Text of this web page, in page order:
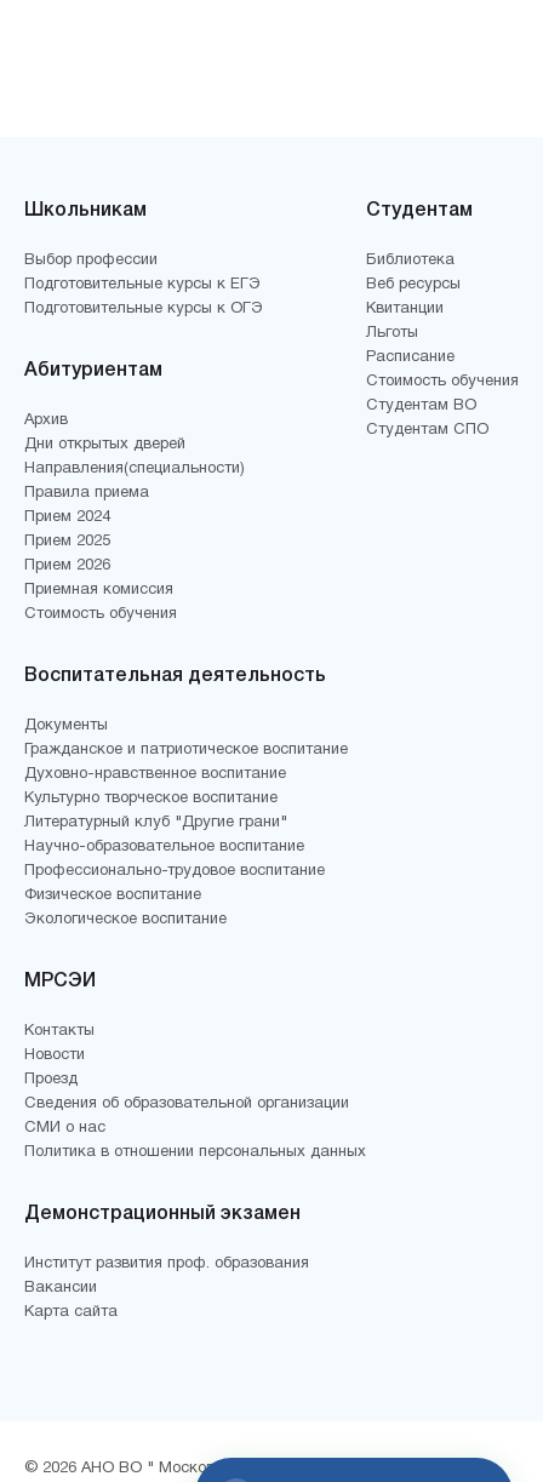
Школьникам
Выбор профессии
Подготовительные курсы к ЕГЭ
Подготовительные курсы к ОГЭ
Абитуриентам
Архив
Дни открытых дверей
Направления(специальности)
Правила приема
Прием 2024
Прием 2025
Прием 2026
Приемная комиссия
Стоимость обучения
Студентам
Библиотека
Веб ресурсы
Квитанции
Льготы
Расписание
Стоимость обучения
Студентам ВО
Студентам СПО
Воспитательная деятельность
Документы
Гражданское и патриотическое воспитание
Духовно-нравственное воспитание
Культурно творческое воспитание
Литературный клуб "Другие грани"
Научно-образовательное воспитание
Профессионально-трудовое воспитание
Физическое воспитание
Экологическое воспитание
МРСЭИ
Контакты
Новости
Проезд
Сведения об образовательной организации
СМИ о нас
Политика в отношении персональных данных
Демонстрационный экзамен
Институт развития проф. образования
Вакансии
Карта сайта
© 2026 АНО ВО " Московский региональный социально-